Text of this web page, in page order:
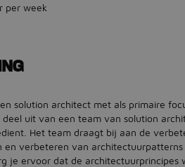
per week
solution architect met als primaire
uit van een team van solution
Het team draagt bij aan de
verbeteren van architectuurpatterns
je ervoor dat de architectuurprincipes